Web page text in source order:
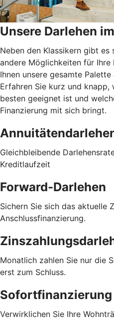
Unsere Darlehen
Neben den Klassikern gibt
andere Möglichkeiten für
Ihnen unsere gesamte
Erfahren Sie kurz und knapp,
besten geeignet ist und
Finanzierung mit sich bringt.
Gleichbleibende
Kreditlaufzeit
Forward-Darlehen
Sichern Sie sich das aktuelle
Anschlussfinanzierung.
Monatlich zahlen Sie nur die
erst zum Schluss.
Sofortfinanzierung
Verwirklichen Sie Ihre